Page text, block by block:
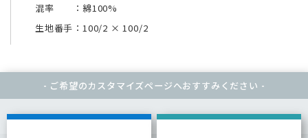
混率 ：綿100%
生地番手：100/2 × 100/2
- ご希望のカスタマイズページへおすすみください -